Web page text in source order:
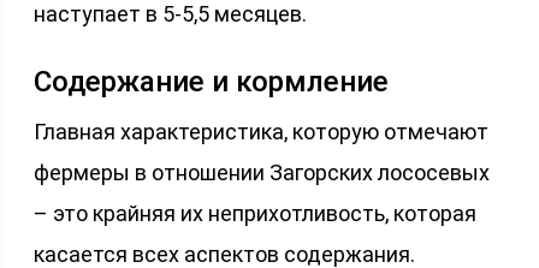
наступает в 5-5,5 месяцев.
Содержание и кормление
Главная характеристика, которую отмечают
фермеры в отношении Загорских лососевых
– это крайняя их неприхотливость, которая
касается всех аспектов содержания.